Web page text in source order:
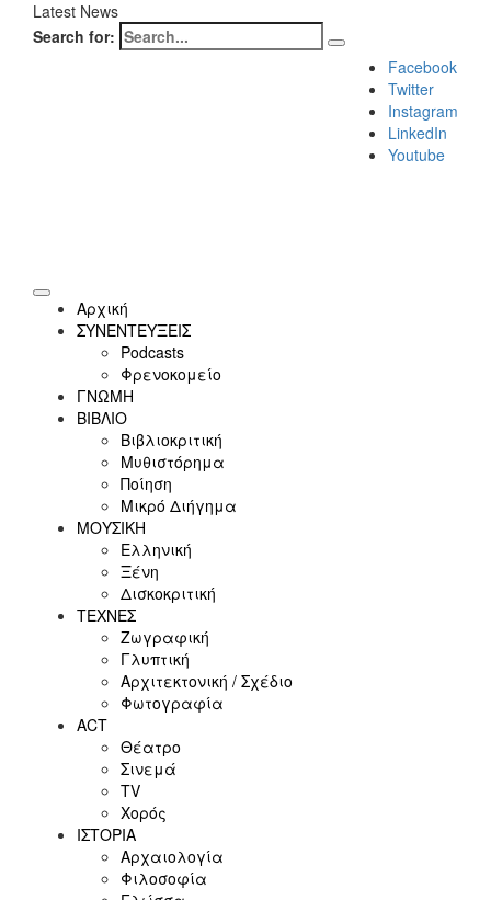
Latest News
Search for:
Facebook
Twitter
Instagram
LinkedIn
Youtube
Αρχική
ΣΥΝΕΝΤΕΥΞΕΙΣ
Podcasts
Φρενοκομείο
ΓΝΩΜΗ
ΒΙΒΛΙΟ
Βιβλιοκριτική
Μυθιστόρημα
Ποίηση
Μικρό Διήγημα
ΜΟΥΣΙΚΗ
Ελληνική
Ξένη
Δισκοκριτική
ΤΕΧΝΕΣ
Ζωγραφική
Γλυπτική
Αρχιτεκτονική / Σχέδιο
Φωτογραφία
ACT
Θέατρο
Σινεμά
ΤV
Χορός
ΙΣΤΟΡΙΑ
Αρχαιολογία
Φιλοσοφία